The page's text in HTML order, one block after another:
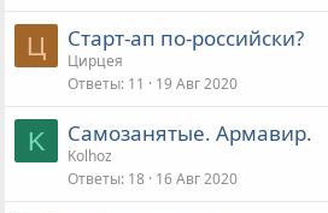
Ц Старт-ап по-российски?
Цирцея
Ответы 11 19 Авг 2020
K Самозанятые. Армавир.
Kolhoz
Ответы 18 16 Авг 2020